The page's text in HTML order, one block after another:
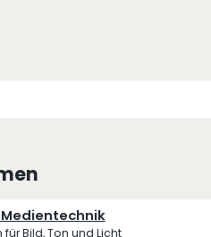
für Bild, Ton und Licht